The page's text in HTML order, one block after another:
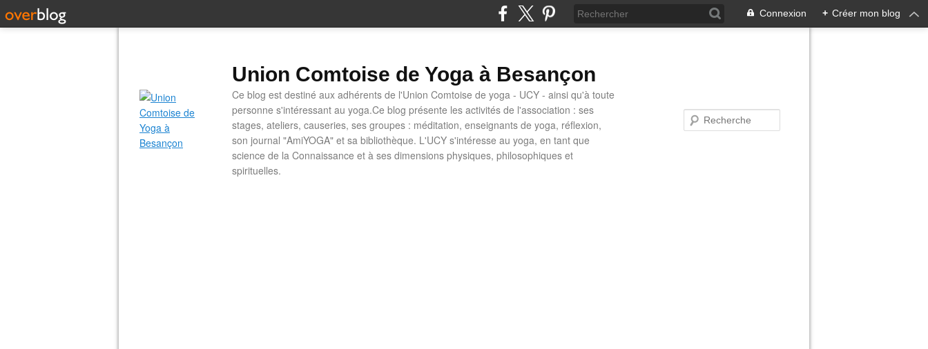
Connexion + Créer mon blog
Union Comtoise de Yoga à Besançon
Ce blog est destiné aux adhérents de l'Union Comtoise de yoga - UCY - ainsi qu'à toute
personne s'intéressant au yoga.Ce blog présente les activités de l'association : ses
stages, ateliers, causeries, ses groupes : méditation, enseignants de yoga, réflexion,
son journal "AmiYOGA" et sa bibliothèque. L'UCY s'intéresse au yoga, en tant que
science de la Connaissance et à ses dimensions physiques, philosophiques et
spirituelles.